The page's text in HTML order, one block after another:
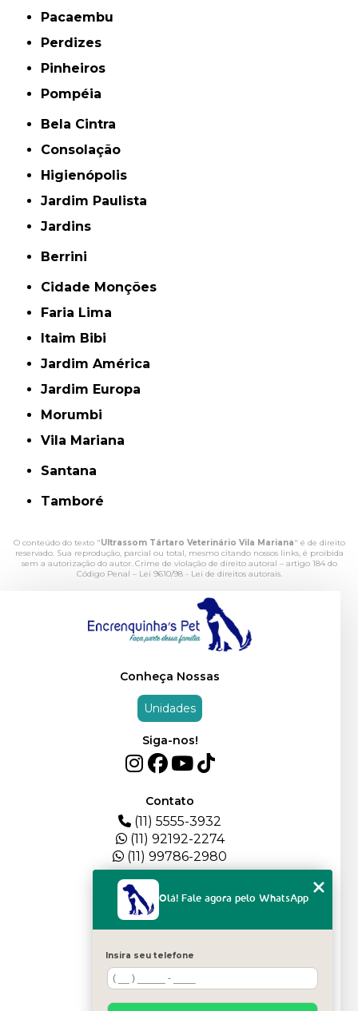
Pacaembu
Perdizes
Pinheiros
Pompéia
Bela Cintra
Consolação
Higienópolis
Jardim Paulista
Jardins
Berrini
Cidade Monções
Faria Lima
Itaim Bibi
Jardim América
Jardim Europa
Morumbi
Vila Mariana
Santana
Tamboré
O conteúdo do texto "Ultrassom Tártaro Veterinário Vila Mariana" é de direito
reservado. Sua reprodução, parcial ou total, mesmo citando nossos links, é proibida
sem a autorização do autor. Crime de violação de direito autoral – artigo 184 do
Código Penal – Lei 9610/98 - Lei de direitos autorais.
Conheça Nossas
Unidades
Siga-nos!
Contato
(11) 5555-3932
(11) 92192-2274
(11) 99786-2980
QUEM SOMOS
BLOG
Olá! Fale agora pelo WhatsApp
Insira seu telefone